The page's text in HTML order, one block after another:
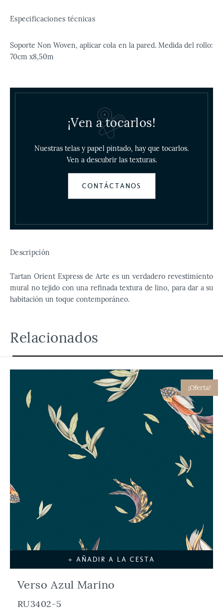
Especificaciones técnicas
Soporte Non Woven, aplicar cola en la pared. Medida del rollo:
70cm x8,50m
¡Ven a tocarlos!
Nuestras telas y papel pintado, hay que tocarlos.
Ven a descubrir las texturas.
CONTÁCTANOS
Descripción
Tartan Orient Express de Arte es un verdadero revestimiento
mural no tejido con una refinada textura de lino, para dar a su
habitación un toque contemporáneo.
Relacionados
¡Oferta!
+ AÑADIR A LA CESTA
Verso Azul Marino
RU3402-5